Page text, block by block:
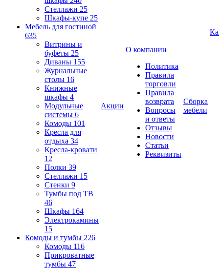
Стеллажи 25
Шкафы-купе 25
Мебель для гостиной
635
Витрины и
буфеты 25
Диваны 155
Журнальные
столы 16
Книжные
шкафы 4
Модульные
системы 6
Комоды 101
Кресла для
отдыха 34
Кресла-кровати
12
Полки 39
Стеллажи 15
Стенки 9
Тумбы под ТВ
46
Шкафы 164
Электрокамины
15
Комоды и тумбы 226
Комоды 116
Прикроватные
тумбы 47
Акции
О компании
Политика
Правила
торговли
Правила
возврата
Вопросы
и ответы
Отзывы
Новости
Статьи
Реквизиты
Сборка
мебели